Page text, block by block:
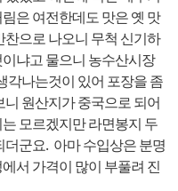
은 여전한데도 맛은 옛 맛
으로 나오니 무척 신기하
냐고 물으니 농수산시장
각나는것이 있어 포장을 좀
원산지가 중국으로 되어
모르겠지만 라면봉지 두
군요. 아마 수입상은 분명
서 가격이 많이 부풀려 진